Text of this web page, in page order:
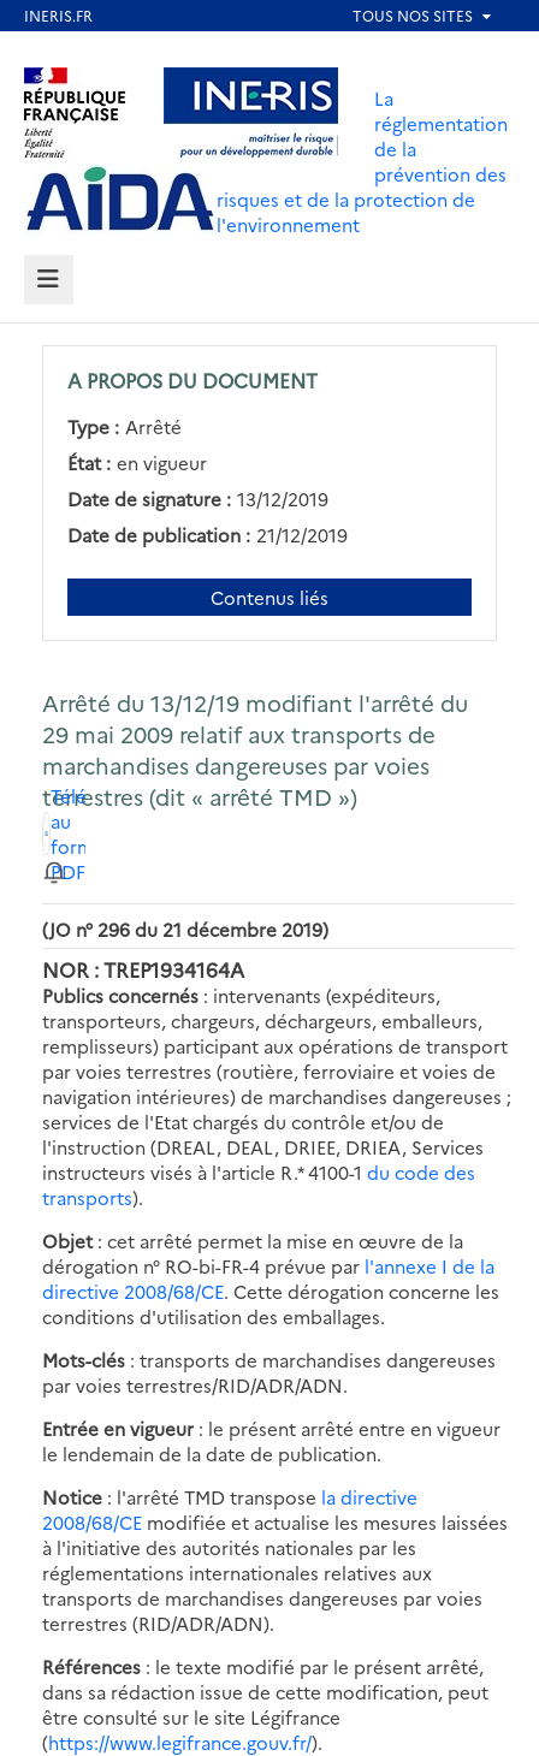
contenu
principal
Aller au contenu Aller au menu
Aller au pied de page
La
réglementation
de la
prévention des
risques et de la protection de
l'environnement
MENU
A PROPOS DU DOCUMENT
Type : Arrêté
État : en vigueur
Date de signature : 13/12/2019
Date de publication : 21/12/2019
Contenus liés
Arrêté du 13/12/19 modifiant l'arrêté du
29 mai 2009 relatif aux transports de
marchandises dangereuses par voies
terrestres (dit « arrêté TMD »)
Télécharger
au
format
PDF
(JO n° 296 du 21 décembre 2019)
NOR : TREP1934164A
Publics concernés : intervenants (expéditeurs,
transporteurs, chargeurs, déchargeurs, emballeurs,
remplisseurs) participant aux opérations de transport
par voies terrestres (routière, ferroviaire et voies de
navigation intérieures) de marchandises dangereuses ;
services de l'Etat chargés du contrôle et/ou de
l'instruction (DREAL, DEAL, DRIEE, DRIEA, Services
instructeurs visés à l'article R.* 4100-1 du code des
transports).
Objet: cet arrêté permet la mise en œuvre de la
dérogation n° RO-bi-FR-4 prévue par l'annexe I de la
directive 2008/68/CE. Cette dérogation concerne les
conditions d'utilisation des emballages.
Mots-clés : transports de marchandises dangereuses
par voies terrestres/RID/ADR/ADN.
Entrée en vigueur : le présent arrêté entre en vigueur
le lendemain de la date de publication.
Notice : l'arrêté TMD transpose la directive
2008/68/CE modifiée et actualise les mesures laissées
à l'initiative des autorités nationales par les
réglementations internationales relatives aux
transports de marchandises dangereuses par voies
terrestres (RID/ADR/ADN).
Références : le texte modifié par le présent arrêté,
dans sa rédaction issue de cette modification, peut
être consulté sur le site Légifrance
(https://www.legifrance.gouv.fr/).